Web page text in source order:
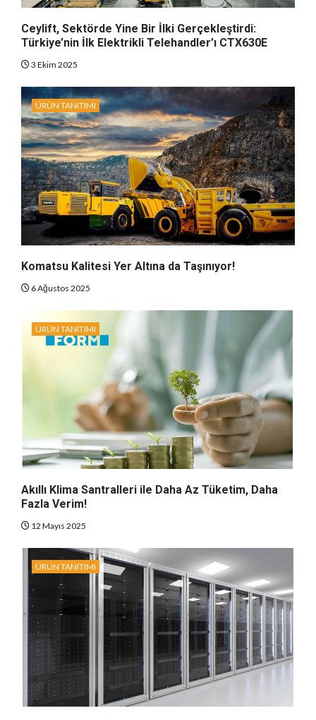
Ceylift, Sektörde Yine Bir İlki Gerçekleştirdi:
Türkiye’nin İlk Elektrikli Telehandler’ı CTX630E
3 Ekim 2025
ÜRÜN TANITIMI
Komatsu Kalitesi Yer Altına da Taşınıyor!
6 Ağustos 2025
ÜRÜN TANITIMI
Akıllı Klima Santralleri ile Daha Az Tüketim, Daha
Fazla Verim!
12 Mayıs 2025
ÜRÜN TANITIMI